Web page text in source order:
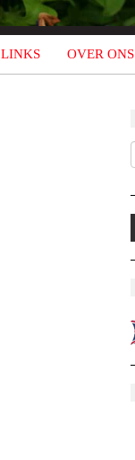
LINKS OVER ONS